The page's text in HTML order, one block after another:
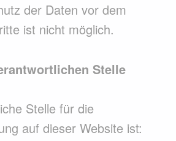
der Daten vor dem
ist nicht möglich.
Stelle
Stelle für die
auf dieser Website ist: